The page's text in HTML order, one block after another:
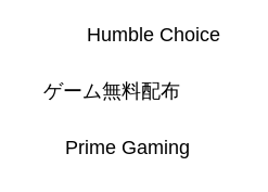
Humble Choice
ゲーム無料配布
Prime Gaming